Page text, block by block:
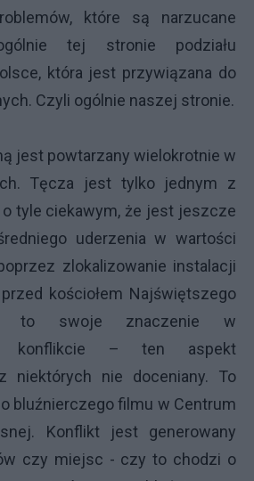
które są narzucane
tej stronie podziału
która jest przywiązana do
Czyli ogólnie naszej stronie.
jest powtarzany wielokrotnie w
Tęcza jest tylko jednym z
o tyle ciekawym, że jest jeszcze
uderzenia w wartości
zlokalizowanie instalacji
kościołem Najświętszego
to swoje znaczenie w
konflikcie – ten aspekt
niektórych nie doceniany. To
bluźnierczego filmu w Centrum
Konflikt jest generowany
czy miejsc - czy to chodzi o